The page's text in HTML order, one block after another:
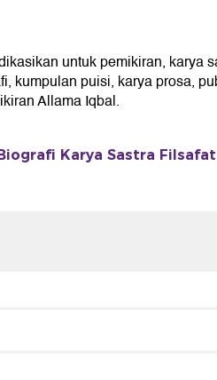
untuk pemikiran,
kumpulan puisi, karya prosa,
Allama Iqbal.
Karya Sastra